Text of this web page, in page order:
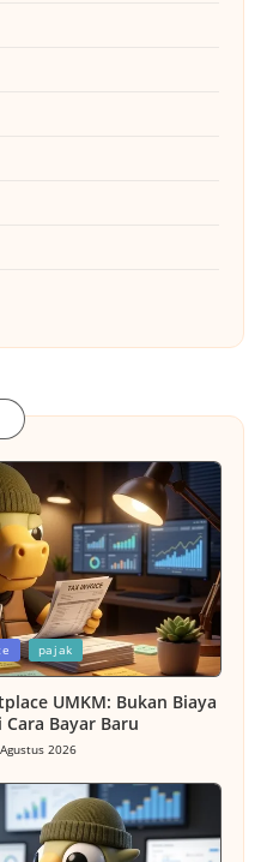
pajak
UMKM: Bukan Biaya
Bayar Baru
2026